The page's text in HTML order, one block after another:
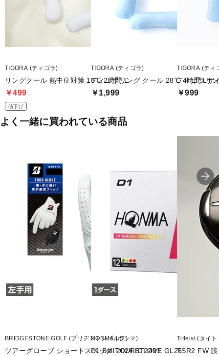
TIGORA (ティゴラ)
リングクール 熱中症対策 18℃ 2時間 L
￥499
値下げ
TIGORA (ティゴラ)
ティゴラリング クール 28℃ 4時間 Lサ
￥1,999
TIGORA (ティ
ティゴラリ
￥999
よく一緒に買われている商品
BRIDGESTONE GOLF (ブリヂストンゴルフ)
ツアーグローブ ショートスペック TOUR GLOVE GL26
HONMA (ホンマ)
D1 Ball 2024 BT2401
Titleist (タイト
TSR2 FW 該